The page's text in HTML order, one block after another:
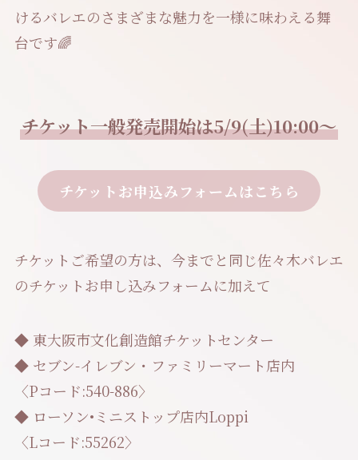
けるバレエのさまざまな魅力を一様に味わえる舞
台です🌈
チケット一般発売開始は5/9(土)10:00〜
チケットお申込みフォームはこちら
チケットご希望の方は、今までと同じ佐々木バレエ
のチケットお申し込みフォームに加えて
◆ 東大阪市文化創造館チケットセンター
◆ セブン-イレブン・ファミリーマート店内
〈Pコード:540-886〉
◆ ローソン•ミニストップ店内Loppi
〈Lコード:55262〉